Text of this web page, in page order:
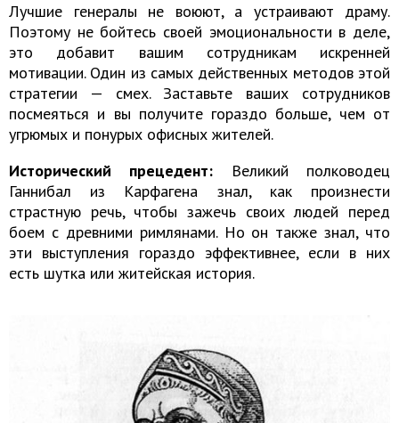
Лучшие генералы не воюют, а устраивают драму.
Поэтому не бойтесь своей эмоциональности в деле,
это добавит вашим сотрудникам искренней
мотивации. Один из самых действенных методов этой
стратегии — смех. Заставьте ваших сотрудников
посмеяться и вы получите гораздо больше, чем от
угрюмых и понурых офисных жителей.
Исторический прецедент: Великий полководец
Ганнибал из Карфагена знал, как произнести
страстную речь, чтобы зажечь своих людей перед
боем с древними римлянами. Но он также знал, что
эти выступления гораздо эффективнее, если в них
есть шутка или житейская история.